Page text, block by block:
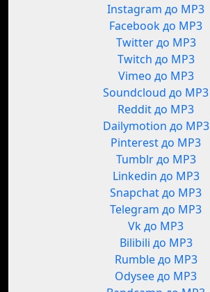
Instagram до MP3
Facebook до MP3
Twitter до MP3
Twitch до MP3
Vimeo до MP3
Soundcloud до MP3
Reddit до MP3
Dailymotion до MP3
Pinterest до MP3
Tumblr до MP3
Linkedin до MP3
Snapchat до MP3
Telegram до MP3
Vk до MP3
Bilibili до MP3
Rumble до MP3
Odysee до MP3